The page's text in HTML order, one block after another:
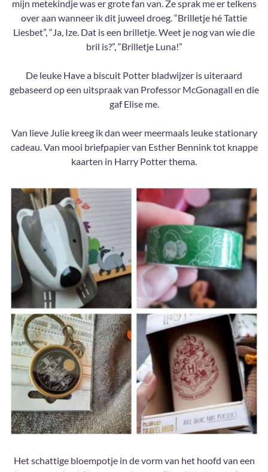
mijn metekindje was er grote fan van. Ze sprak me er telkens
over aan wanneer ik dit juweel droeg. “Brilletje hé Tattie
Liesbet”, “Ja, Ize. Dat is een brilletje. Weet je nog van wie die
bril is?”, “Brilletje Luna!”
De leuke Have a biscuit Potter bladwijzer is uiteraard
gebaseerd op een uitspraak van Professor McGonagall en die
gaf Elise me.
Van lieve Julie kreeg ik dan weer meermaals leuke stationary
cadeau. Van mooi briefpapier van Esther Bennink tot knappe
kaarten in Harry Potter thema.
Het schattige bloempotje in de vorm van het hoofd van een